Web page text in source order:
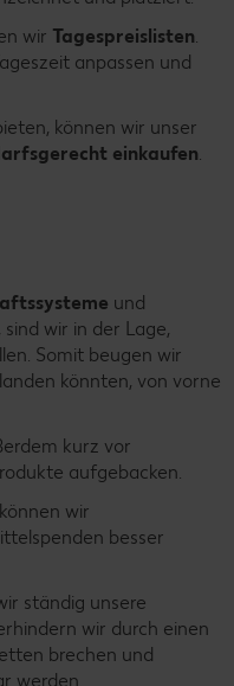
wir Tagespreislisten
anpassen und
können wir unser
einkaufen
und
wir in der Lage,
Somit beugen wir
könnten, von vorne
kurz vor
aufgebacken.
können wir
besser
ständig unsere
wir durch einen
brechen und
werden.